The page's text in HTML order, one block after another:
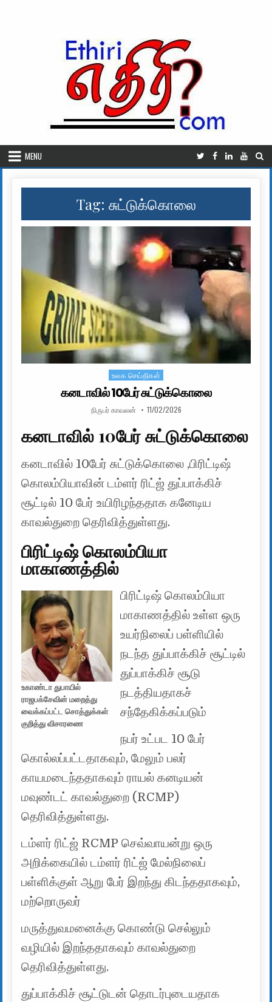
MENU
Tag: சுட்டுக்கொலை
Posted in
உலக செய்திகள்
கனடாவில் 10பேர் சுட்டுக்கொலை
AUTHOR:
நிருபர் காவலன் PUBLISHED DATE:
11/02/2026
கனடாவில் 10பேர் சுட்டுக்கொலை
கனடாவில் 10பேர் சுட்டுக்கொலை ,பிரிட்டிஷ்
கொலம்பியாவின் டம்ளர் ரிட்ஜ் துப்பாக்கிச்
சூட்டில் 10 பேர் உயிரிழந்ததாக கனேடிய
காவல்துறை தெரிவித்துள்ளது.
பிரிட்டிஷ் கொலம்பியா
மாகாணத்தில்
உகாண்டா துபாயில்
ராஜபக்சேவின் மறைத்து
வைக்கப்பட்ட சொத்துக்கள்
குறித்து விசாரணை
பிரிட்டிஷ் கொலம்பியா
மாகாணத்தில் உள்ள ஒரு
உயர்நிலைப் பள்ளியில்
நடந்த துப்பாக்கிச் சூட்டில்
துப்பாக்கிச் சூடு
நடத்தியதாகச்
சந்தேகிக்கப்படும்
நபர் உட்பட 10 பேர்
கொல்லப்பட்டதாகவும், மேலும் பலர்
காயமடைந்ததாகவும் ராயல் கனடியன்
மவுண்டட் காவல்துறை (RCMP)
தெரிவித்துள்ளது.
டம்ளர் ரிட்ஜ் RCMP செவ்வாயன்று ஒரு
அறிக்கையில் டம்ளர் ரிட்ஜ் மேல்நிலைப்
பள்ளிக்குள் ஆறு பேர் இறந்து கிடந்ததாகவும்,
மற்றொருவர்
மருத்துவமனைக்கு கொண்டு செல்லும்
வழியில் இறந்ததாகவும் காவல்துறை
தெரிவித்துள்ளது.
துப்பாக்கிச் சூட்டுடன் தொடர்புடையதாக